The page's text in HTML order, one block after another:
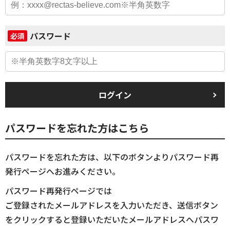
必須 パスワード
ログイン
パスワードを忘れた方はこちら
パスワードを忘れた方は、以下のボタンよりパスワード再
発行ページへお進みください。
パスワード再発行ページでは
ご登録されたメールアドレスを入力いただき、送信ボタン
をクリックすると登録いただいたメールアドレスへパスワ